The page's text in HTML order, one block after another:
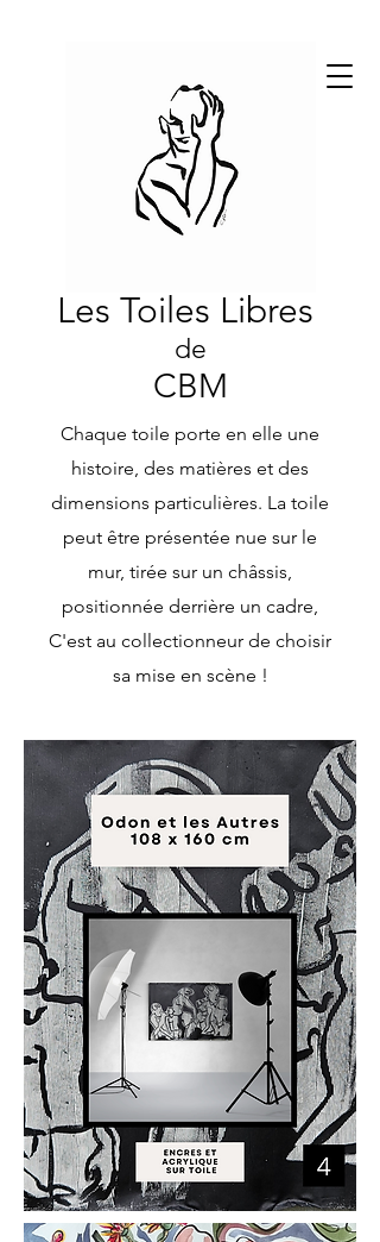
Les Toiles Libres
de
CBM
Chaque toile porte en elle une
histoire, des matières et des
dimensions particulières. La toile
peut être présentée nue sur le
mur, tirée sur un châssis,
positionnée derrière un cadre,
C'est au collectionneur de choisir
sa mise en scène !